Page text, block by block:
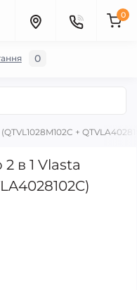
0
+
в 1 Vlasta
0